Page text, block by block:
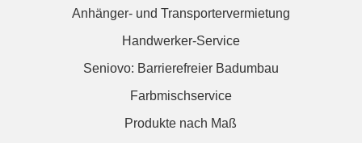
Anhänger- und Transportervermietung
Handwerker-Service
Seniovo: Barrierefreier Badumbau
Farbmischservice
Produkte nach Maß